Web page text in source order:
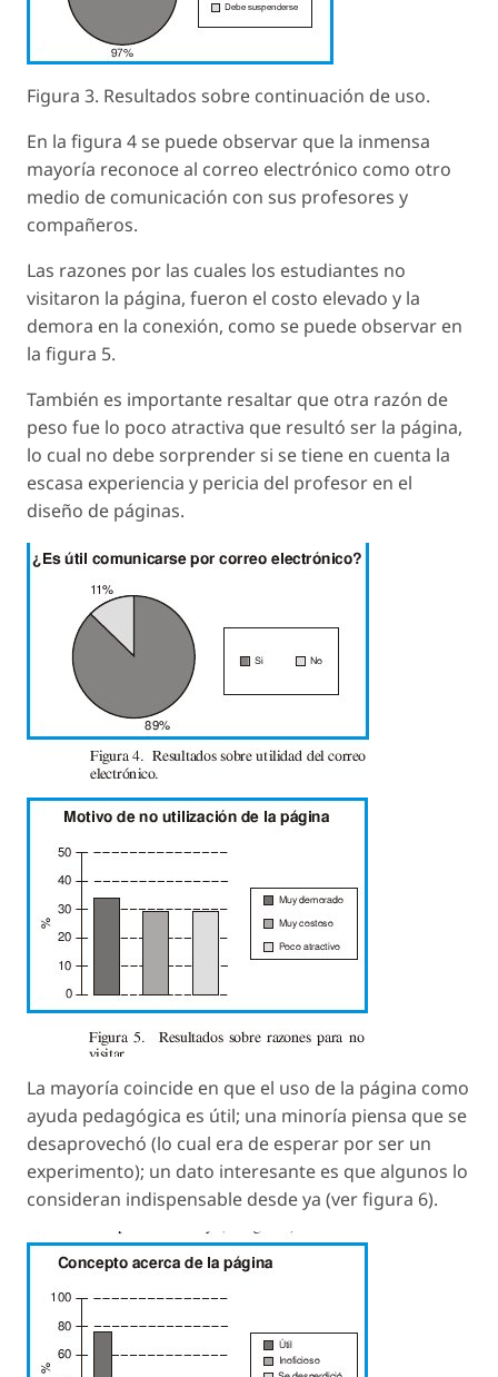
Figura 3. Resultados sobre continuación de uso.
En la figura 4 se puede observar que la inmensa
mayoría reconoce al correo electrónico como otro
medio de comunicación con sus profesores y
compañeros.
Las razones por las cuales los estudiantes no
visitaron la página, fueron el costo elevado y la
demora en la conexión, como se puede observar en
la figura 5.
También es importante resaltar que otra razón de
peso fue lo poco atractiva que resultó ser la página,
lo cual no debe sorprender si se tiene en cuenta la
escasa experiencia y pericia del profesor en el
diseño de páginas.
La mayoría coincide en que el uso de la página como
ayuda pedagógica es útil; una minoría piensa que se
desaprovechó (lo cual era de esperar por ser un
experimento); un dato interesante es que algunos lo
consideran indispensable desde ya (ver figura 6).